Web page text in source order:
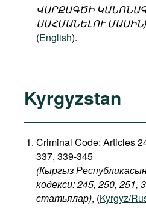
ՎԱՐՔԱԳԾԻ
ՍԱՀՄԱՆԵԼՈՒ
(English).
Kyrgyzstan
Criminal Code: Articles
337, 339-345
(Кыргыз
кодекси: 245, 250, 251,
статьялар), (Kyrgyz/